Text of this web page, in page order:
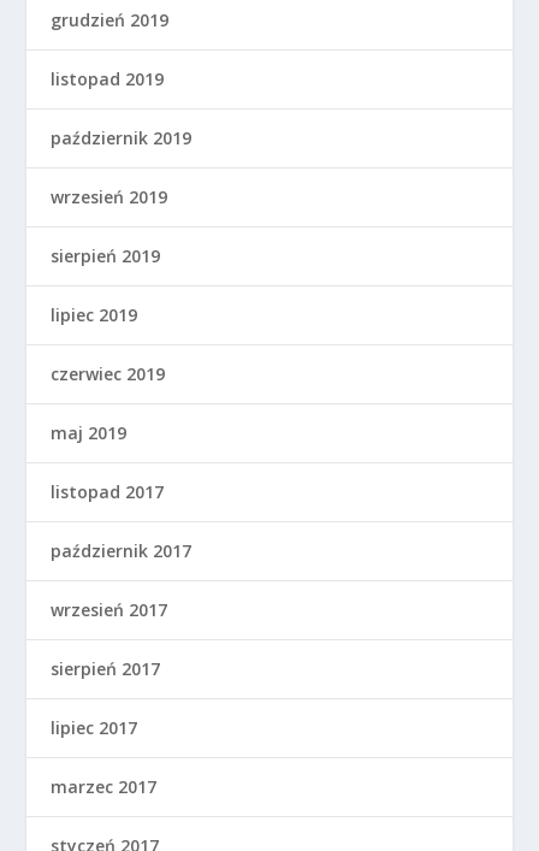
grudzień 2019
listopad 2019
październik 2019
wrzesień 2019
sierpień 2019
lipiec 2019
czerwiec 2019
maj 2019
listopad 2017
październik 2017
wrzesień 2017
sierpień 2017
lipiec 2017
marzec 2017
styczeń 2017